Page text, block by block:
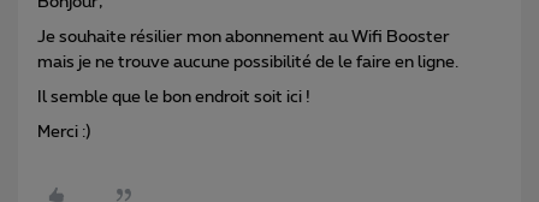
Je souhaite résilier mon abonnement au Wifi Booster
mais je ne trouve aucune possibilité de le faire en ligne.
Il semble que le bon endroit soit ici !
Merci :)